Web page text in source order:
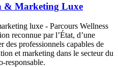
& Marketing Luxe
luxe - Parcours Wellness
reconnue par l’État, d’une
des professionnels capables de
et marketing dans le secteur du
responsable.